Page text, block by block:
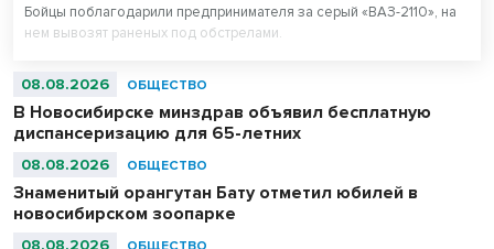
Бойцы поблагодарили предпринимателя за серый «ВАЗ-2110», на
нем вывозят раненых под обстрелами.
08.08.2026 ОБЩЕСТВО
В Новосибирске минздрав объявил бесплатную
диспансеризацию для 65-летних
08.08.2026 ОБЩЕСТВО
Знаменитый орангутан Бату отметил юбилей в
новосибирском зоопарке
08.08.2026